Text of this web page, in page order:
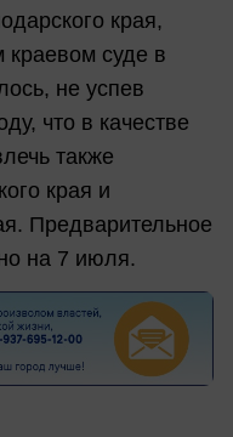
края,
краевом суде в
не успев
что в качестве
также
края и
Предварительное
на 7 июля.